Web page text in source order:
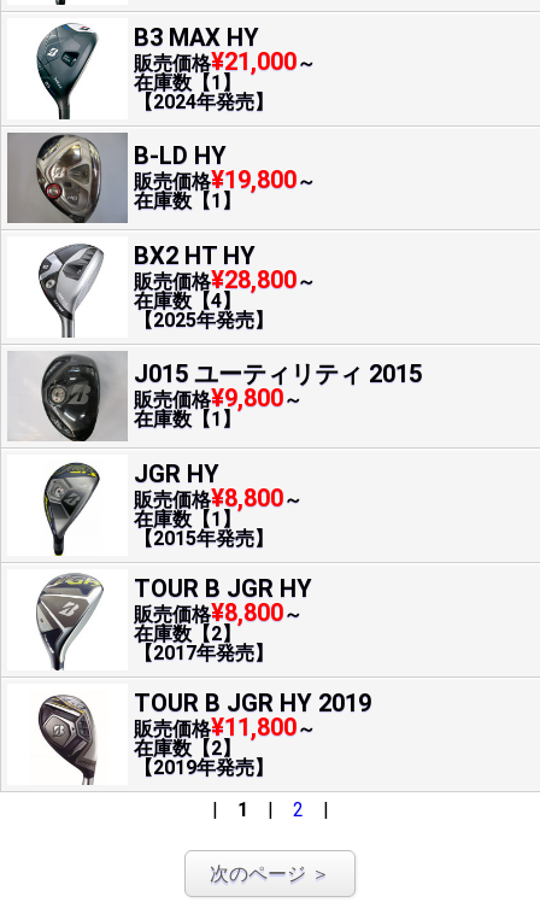
B3 MAX HY
販売価格¥21,000～
在庫数【1】
【2024年発売】
B-LD HY
販売価格¥19,800～
在庫数【1】
BX2 HT HY
販売価格¥28,800～
在庫数【4】
【2025年発売】
J015 ユーティリティ 2015
販売価格¥9,800～
在庫数【1】
JGR HY
販売価格¥8,800～
在庫数【1】
【2015年発売】
TOUR B JGR HY
販売価格¥8,800～
在庫数【2】
【2017年発売】
TOUR B JGR HY 2019
販売価格¥11,800～
在庫数【2】
【2019年発売】
| 1 | 2 |
次のページ ＞